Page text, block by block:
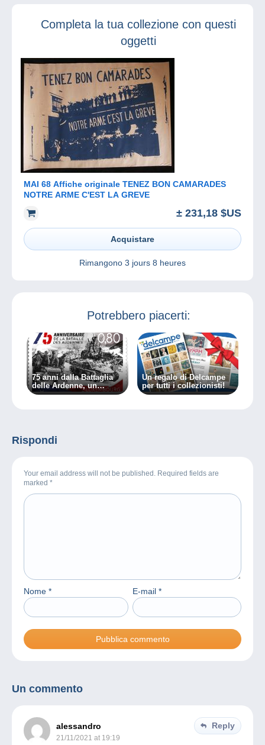
Delcampe
Completa la tua collezione con questi
oggetti
MAI 68 Affiche originale TENEZ BON CAMARADES
NOTRE ARME C'EST LA GREVE
± 231,18 $US
Acquistare
Rimangono 3 jours 8 heures
Potrebbero piacerti:
75 anni dalla Battaglia
delle Ardenne, un
dovere ricordare…
Un regalo di Delcampe
per tutti i collezionisti!
Rispondi
Your email address will not be published. Required fields are
marked *
Nome * E-mail *
Un commento
alessandro
21/11/2021 at 19:19
Reply